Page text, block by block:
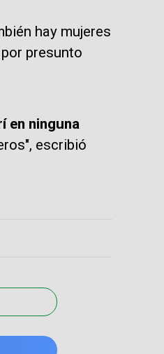
hay mujeres
presunto
en ninguna
escribió